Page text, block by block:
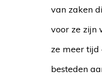
van zaken
voor ze zijn
ze meer tijd
besteden